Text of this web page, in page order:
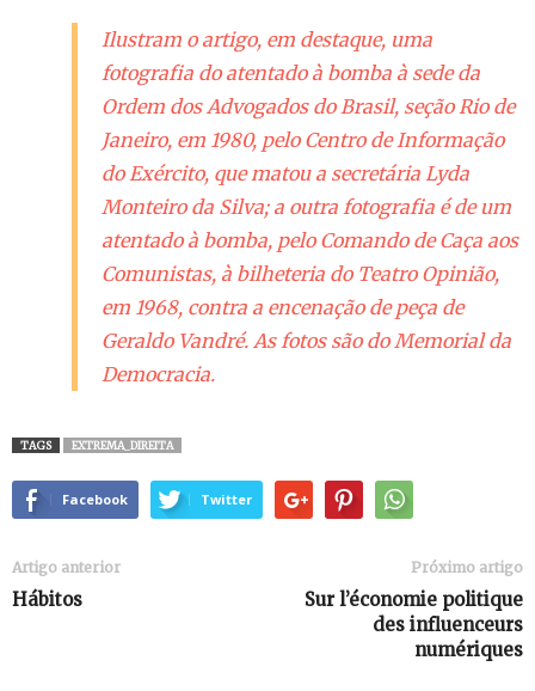
Ilustram o artigo, em destaque, uma
fotografia do atentado à bomba à sede da
Ordem dos Advogados do Brasil, seção Rio de
Janeiro, em 1980, pelo Centro de Informação
do Exército, que matou a secretária Lyda
Monteiro da Silva; a outra fotografia é de um
atentado à bomba, pelo Comando de Caça aos
Comunistas, à bilheteria do Teatro Opinião,
em 1968, contra a encenação de peça de
Geraldo Vandré. As fotos são do Memorial da
Democracia.
TAGS EXTREMA_DIREITA
Facebook Twitter
Artigo anterior
Hábitos
Próximo artigo
Sur l’économie politique
des influenceurs
numériques